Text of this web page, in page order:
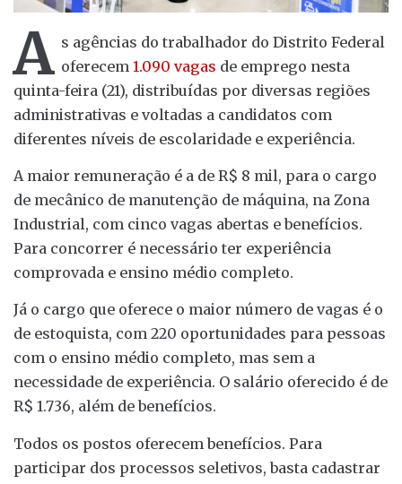
A s agências do trabalhador do Distrito Federal
oferecem 1.090 vagas de emprego nesta
quinta-feira (21), distribuídas por diversas regiões
administrativas e voltadas a candidatos com
diferentes níveis de escolaridade e experiência.
A maior remuneração é a de R$ 8 mil, para o cargo
de mecânico de manutenção de máquina, na Zona
Industrial, com cinco vagas abertas e benefícios.
Para concorrer é necessário ter experiência
comprovada e ensino médio completo.
Já o cargo que oferece o maior número de vagas é o
de estoquista, com 220 oportunidades para pessoas
com o ensino médio completo, mas sem a
necessidade de experiência. O salário oferecido é de
R$ 1.736, além de benefícios.
Todos os postos oferecem benefícios. Para
participar dos processos seletivos, basta cadastrar